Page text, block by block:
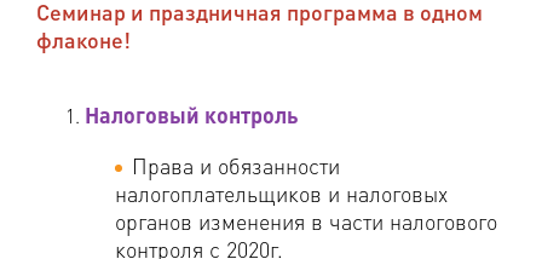
Семинар и праздничная программа в одном
флаконе!
Налоговый контроль
Права и обязанности
налогоплательщиков и налоговых
органов изменения в части налогового
контроля с 2020г.